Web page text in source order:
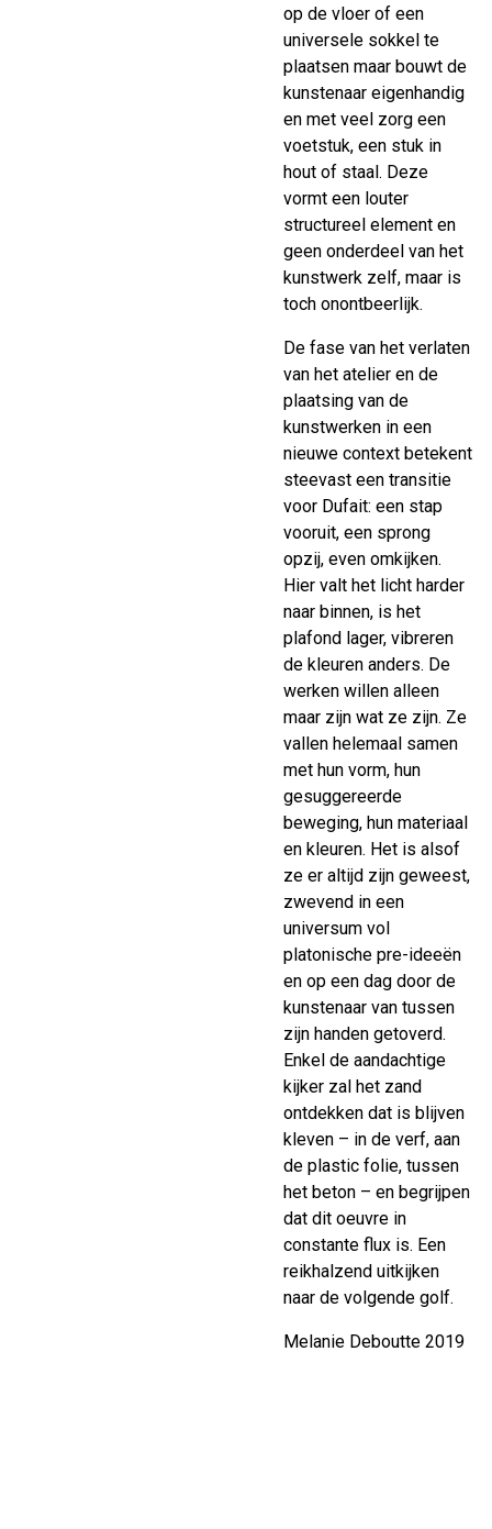
op de vloer of een
universele sokkel te
plaatsen maar bouwt de
kunstenaar eigenhandig
en met veel zorg een
voetstuk, een stuk in
hout of staal. Deze
vormt een louter
structureel element en
geen onderdeel van het
kunstwerk zelf, maar is
toch onontbeerlijk.
De fase van het verlaten
van het atelier en de
plaatsing van de
kunstwerken in een
nieuwe context betekent
steevast een transitie
voor Dufait: een stap
vooruit, een sprong
opzij, even omkijken.
Hier valt het licht harder
naar binnen, is het
plafond lager, vibreren
de kleuren anders. De
werken willen alleen
maar zijn wat ze zijn. Ze
vallen helemaal samen
met hun vorm, hun
gesuggereerde
beweging, hun materiaal
en kleuren. Het is alsof
ze er altijd zijn geweest,
zwevend in een
universum vol
platonische pre-ideeën
en op een dag door de
kunstenaar van tussen
zijn handen getoverd.
Enkel de aandachtige
kijker zal het zand
ontdekken dat is blijven
kleven – in de verf, aan
de plastic folie, tussen
het beton – en begrijpen
dat dit oeuvre in
constante flux is. Een
reikhalzend uitkijken
naar de volgende golf.
Melanie Deboutte 2019